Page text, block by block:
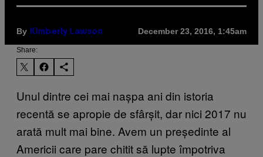
By Kimberly Lawson December 23, 2016, 1:45am
Share:
Unul dintre cei mai nașpa ani din istoria
recentă se apropie de sfârșit, dar nici 2017 nu
arată mult mai bine. Avem un președinte al
Americii care pare chitit să lupte împotriva